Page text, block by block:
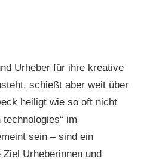
Urheber für ihre kreative
schießt aber weit über
heiligt wie so oft nicht
im
sein – sind ein
Urheberinnen und